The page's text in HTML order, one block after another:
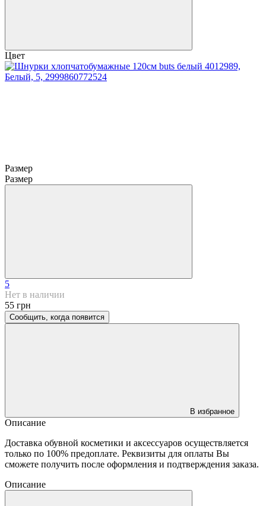
Цвет
Размер
Размер
5
Нет в наличии
55 грн
Сообщить, когда появится
В избранное
Описание
Доставка обувной косметики и аксессуаров осуществляется
только по 100% предоплате. Реквизиты для оплаты Вы
сможете получить после оформления и подтверждения заказа.
Описание